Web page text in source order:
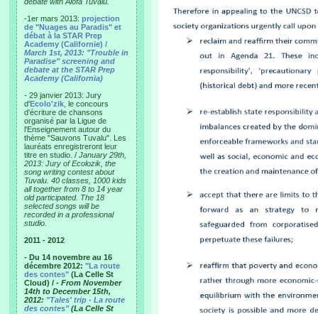
-1er mars 2013: projection
de "Nuages au Paradis" et
débat à la STAR Prep
Academy (Californie) /
March 1st, 2013: "Trouble in
Paradise" screening and
debate at the STAR Prep
Academy (California)
- 29 janvier 2013: Jury
d'Ecolo'zik , le concours
d'écriture de chansons
organisé par la Ligue de
l'Enseignement autour du
thème "Sauvons Tuvalu". Les
lauréats enregistreront leur
titre en studio. / January 29th,
2013: Jury of Ecolozik, the
song writing contest about
Tuvalu. 40 classes, 1000 kids
all together from 8 to 14 year
old participated. The 18
selected songs will be
recorded in a professional
studio.
2011 - 2012
- Du 14 novembre au 16
décembre 2012: "La route
des contes" (La Celle St
Cloud) / - From November
14th to December 15th,
2012: "Tales' trip - La route
des contes"(La Celle St